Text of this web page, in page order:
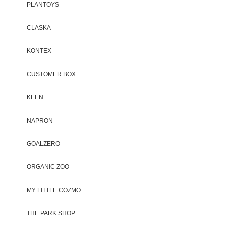
PLANTOYS
CLASKA
KONTEX
CUSTOMER BOX
KEEN
NAPRON
GOALZERO
ORGANIC ZOO
MY LITTLE COZMO
THE PARK SHOP